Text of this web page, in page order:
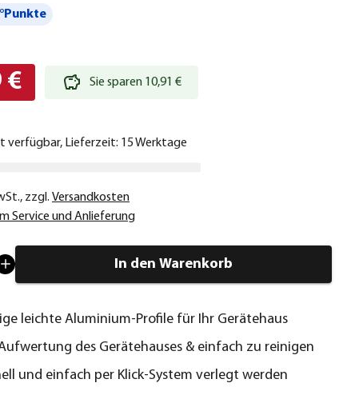
€ Sie sparen 10,91 €
verfügbar, Lieferzeit: 15 Werktage
, zzgl. Versandkosten
Service und Anlieferung
In den Warenkorb
leichte Aluminium-Profile für Ihr Gerätehaus
des Gerätehauses & einfach zu reinigen
und einfach per Klick-System verlegt werden